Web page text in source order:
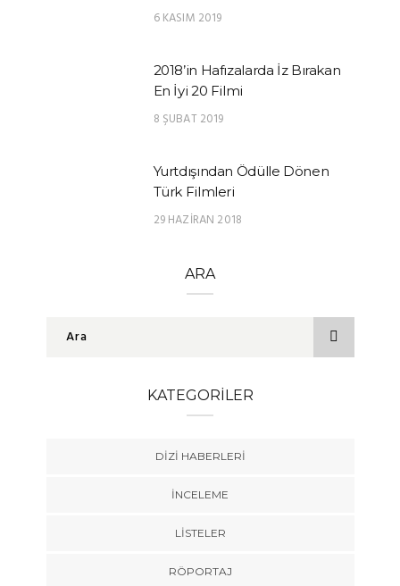
6 KASIM 2019
2018’in Hafızalarda İz Bırakan
En İyi 20 Filmi
8 ŞUBAT 2019
Yurtdışından Ödülle Dönen
Türk Filmleri
29 HAZIRAN 2018
ARA
KATEGORILER
DIZI HABERLERI
İNCELEME
LISTELER
RÖPORTAJ